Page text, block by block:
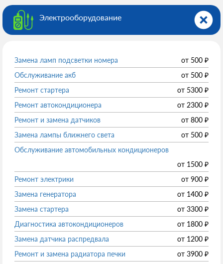
Электрооборудованиe
Замена ламп подсветки номера от 500 ₽
Обслуживание акб
от 500 ₽
Ремонт стартера
от 5300 ₽
Ремонт автокондиционера
от 2300 ₽
Ремонт и замена датчиков
от 800 ₽
Замена лампы ближнего света
от 500 ₽
Обслуживание автомобильных кондиционеров
от 1500 ₽
Ремонт электрики
от 900 ₽
Замена генератора
от 1400 ₽
Замена стартера
от 3300 ₽
Диагностика автокондиционеров
от 1800 ₽
Замена датчика распредвала
от 1200 ₽
Ремонт и замена радиатора печки
от 3900 ₽